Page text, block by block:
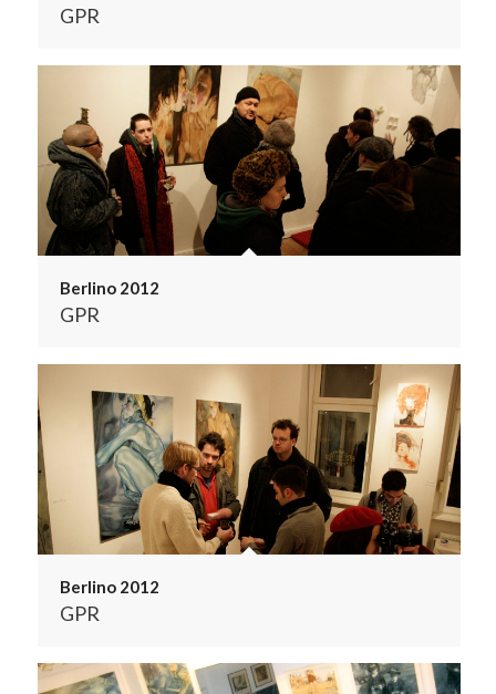
GPR
Berlino 2012
GPR
Berlino 2012
GPR